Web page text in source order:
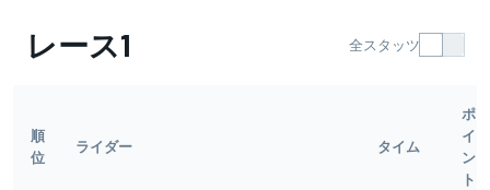
レース1 全スタッツ
順
位
ライダー タイム
ポ
イ
ン
ト